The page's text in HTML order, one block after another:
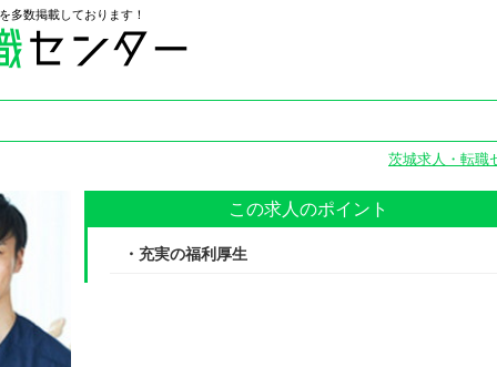
多数掲載しております！
茨城求人・転職
この求人のポイント
・充実の福利厚生